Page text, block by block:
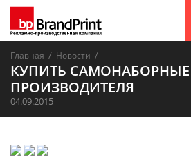
Главная / Новости /
КУПИТЬ
ПРОИЗВОДИТЕЛЯ
04.09.2015